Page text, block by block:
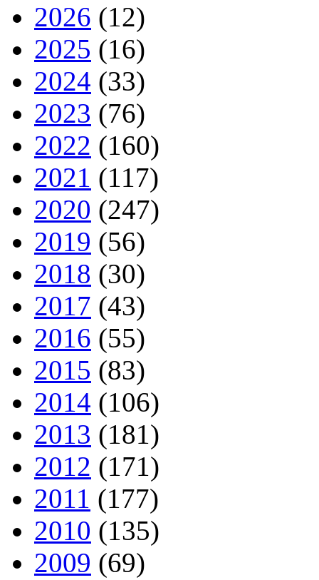
2026 (12)
2025 (16)
2024 (33)
2023 (76)
2022 (160)
2021 (117)
2020 (247)
2019 (56)
2018 (30)
2017 (43)
2016 (55)
2015 (83)
2014 (106)
2013 (181)
2012 (171)
2011 (177)
2010 (135)
2009 (69)